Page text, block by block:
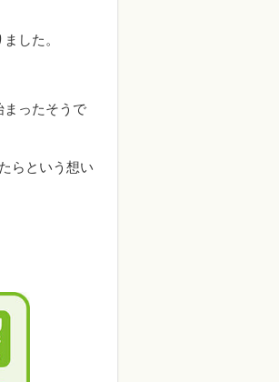
した。
まったそうで
らという想い